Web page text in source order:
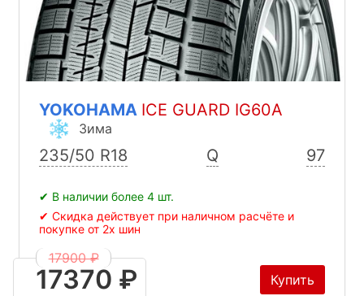
YOKOHAMA ICE GUARD IG60A
Зима
235/50 R18 Q 97
✔ В наличии более 4 шт.
✔ Скидка действует при наличном расчёте и
покупке от 2х шин
17900 ₽
17370 ₽ Купить